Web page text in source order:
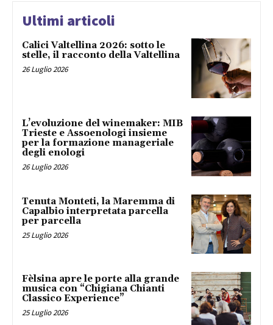
Ultimi articoli
Calici Valtellina 2026: sotto le
stelle, il racconto della Valtellina
26 Luglio 2026
L’evoluzione del winemaker: MIB
Trieste e Assoenologi insieme
per la formazione manageriale
degli enologi
26 Luglio 2026
Tenuta Monteti, la Maremma di
Capalbio interpretata parcella
per parcella
25 Luglio 2026
Fèlsina apre le porte alla grande
musica con “Chigiana Chianti
Classico Experience”
25 Luglio 2026